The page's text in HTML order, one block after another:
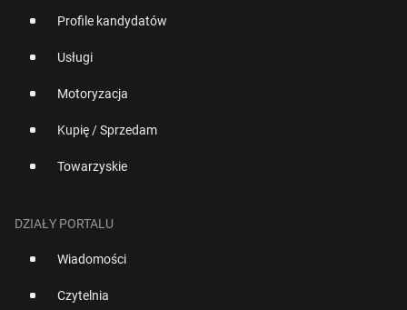
Profile kandydatów
Usługi
Motoryzacja
Kupię / Sprzedam
Towarzyskie
DZIAŁY PORTALU
Wiadomości
Czytelnia